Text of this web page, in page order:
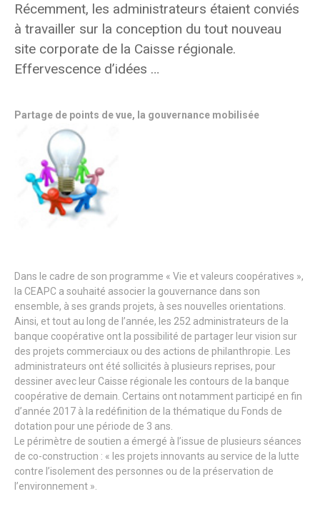
Récemment, les administrateurs étaient conviés
à travailler sur la conception du tout nouveau
site corporate de la Caisse régionale.
Effervescence d’idées …
Partage de points de vue, la gouvernance mobilisée
Dans le cadre de son programme « Vie et valeurs coopératives »,
la CEAPC a souhaité associer la gouvernance dans son
ensemble, à ses grands projets, à ses nouvelles orientations.
Ainsi, et tout au long de l’année, les 252 administrateurs de la
banque coopérative ont la possibilité de partager leur vision sur
des projets commerciaux ou des actions de philanthropie. Les
administrateurs ont été sollicités à plusieurs reprises, pour
dessiner avec leur Caisse régionale les contours de la banque
coopérative de demain. Certains ont notamment participé en fin
d’année 2017 à la redéfinition de la thématique du Fonds de
dotation pour une période de 3 ans.
Le périmètre de soutien a émergé à l’issue de plusieurs séances
de co-construction : « les projets innovants au service de la lutte
contre l’isolement des personnes ou de la préservation de
l’environnement ».